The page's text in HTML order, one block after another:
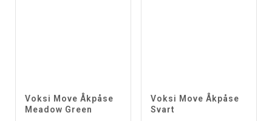
Voksi Move Åkpåse
Meadow Green
Voksi Move Åkpåse
Svart